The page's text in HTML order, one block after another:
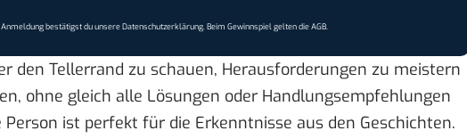
bestätigst du unsereDatenschutzerklärung. Beim Gewinnspiel gelten dieAGB.
den Tellerrand zu schauen, Herausforderungen zu meistern
ohne gleich alle Lösungen oder Handlungsempfehlungen
Person ist perfekt für die Erkenntnisse aus den Geschichten.